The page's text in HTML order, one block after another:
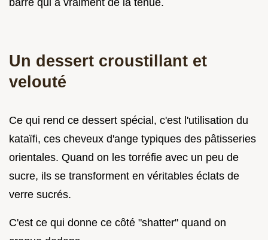
Un dessert croustillant et
velouté
Ce qui rend ce dessert spécial, c'est l'utilisation du
kataïfi, ces cheveux d'ange typiques des pâtisseries
orientales. Quand on les torréfie avec un peu de
sucre, ils se transforment en véritables éclats de
verre sucrés.
C'est ce qui donne ce côté "shatter" quand on